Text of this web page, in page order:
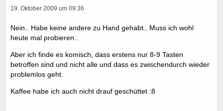
19. Oktober 2009 um 09:36
Nein.. Habe keine andere zu Hand gehabt.. Muss ich wohl
heute mal probieren..
Aber ich finde es komisch, dass erstens nur 8-9 Tasten
betroffen sind und nicht alle und dass es zwischendurch wieder
problemlos geht.
Kaffee habe ich auch nicht drauf geschüttet :8